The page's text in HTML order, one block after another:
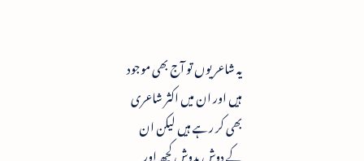
یہ شاعر یوں تو آج بھی موجود
ہیں اور ان میں اکثر شاعری
بھی کر رہے ہیں لیکن ان
کے دوش بدوش کچھ اور